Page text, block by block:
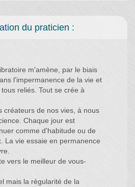
du praticien :
m'amène, par le biais
l'impermanence de la vie et
reliés. Tout se crée à
créateurs de nos vies, à nous
Chaque jour est
comme d'habitude ou de
La vie essaie en permanence
vers le meilleur de vous-
mais la régularité de la